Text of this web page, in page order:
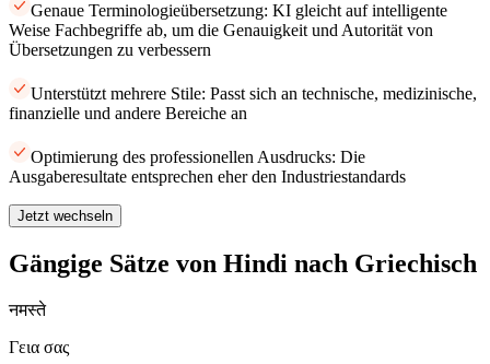
Genaue Terminologieübersetzung: KI gleicht auf intelligente
Weise Fachbegriffe ab, um die Genauigkeit und Autorität von
Übersetzungen zu verbessern
Unterstützt mehrere Stile: Passt sich an technische, medizinische,
finanzielle und andere Bereiche an
Optimierung des professionellen Ausdrucks: Die
Ausgaberesultate entsprechen eher den Industriestandards
Jetzt wechseln
Gängige Sätze von Hindi nach Griechisch
नमस्ते
Γεια σας